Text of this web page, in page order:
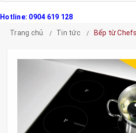
Hotline: 0904 619 128
Trang chủ
Tin tức Bếp từ